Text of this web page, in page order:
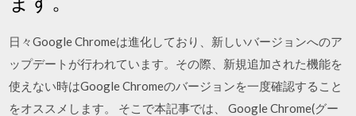
日々Google Chromeは進化しており、新しいバージョンへのア
ップデートが行われています。その際、新規追加された機能を
使えない時はGoogle Chromeのバージョンを一度確認すること
をオススメします。 そこで本記事では、 Google Chrome(グー